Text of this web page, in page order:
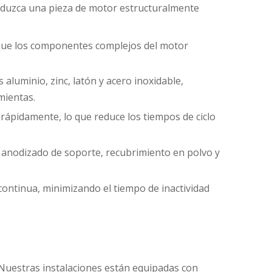
una pieza de motor estructuralmente
los componentes complejos del motor
zinc, latón y acero inoxidable,
lo que reduce los tiempos de ciclo
de soporte, recubrimiento en polvo y
minimizando el tiempo de inactividad
instalaciones están equipadas con